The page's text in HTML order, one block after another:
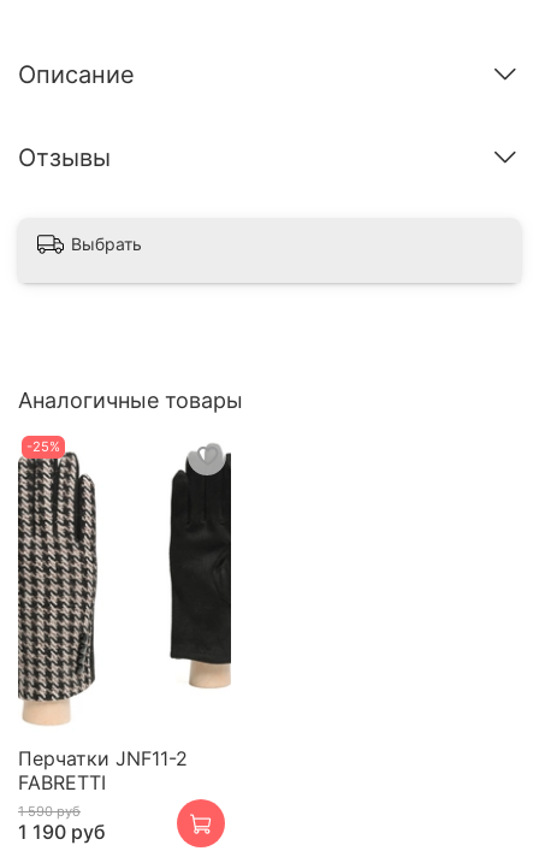
Описание
Отзывы
Выбрать
Аналогичные товары
-25%
Перчатки JNF11-2
FABRETTI
1 590 руб
1 190 руб